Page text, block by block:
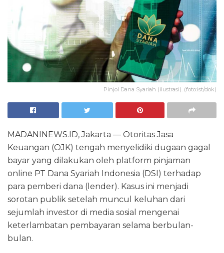
Pinjol Dana Syariah (ilustrasi). (foto:ist/dok)
MADANINEWS.ID, Jakarta — Otoritas Jasa
Keuangan (OJK) tengah menyelidiki dugaan gagal
bayar yang dilakukan oleh platform pinjaman
online PT Dana Syariah Indonesia (DSI) terhadap
para pemberi dana (lender). Kasus ini menjadi
sorotan publik setelah muncul keluhan dari
sejumlah investor di media sosial mengenai
keterlambatan pembayaran selama berbulan-
bulan.